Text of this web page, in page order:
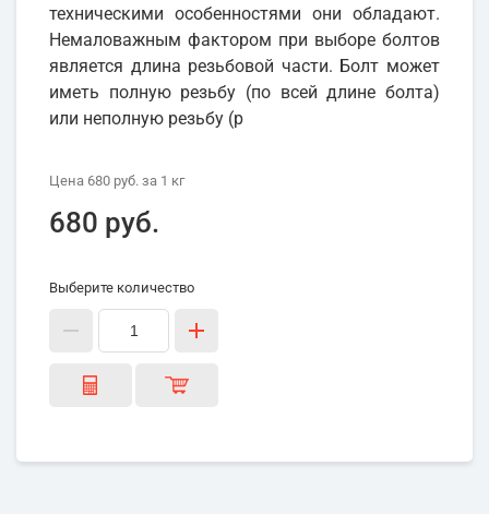
техническими особенностями они обладают.
Немаловажным фактором при выборе болтов
является длина резьбовой части. Болт может
иметь полную резьбу (по всей длине болта)
или неполную резьбу (р
Цена 680 руб. за 1 кг
680 руб.
Выберите количество